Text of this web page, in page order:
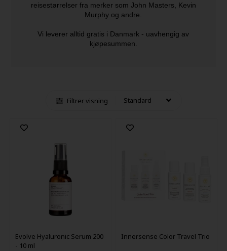
reisestørrelser fra merker som John Masters, Kevin
Murphy og andre.
Vi leverer alltid gratis i Danmark - uavhengig av
kjøpesummen.
Filtrer visning
Evolve Hyaluronic Serum 200
- 10 ml
Innersense Color Travel Trio